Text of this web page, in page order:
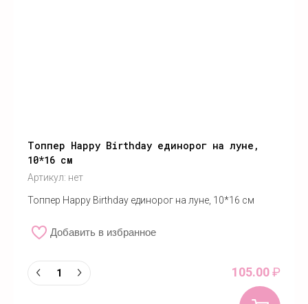
Топпер Happy Birthday единорог на луне,
10*16 см
Артикул: нет
Топпер Happy Birthday единорог на луне, 10*16 см
Добавить в избранное
105.00₽